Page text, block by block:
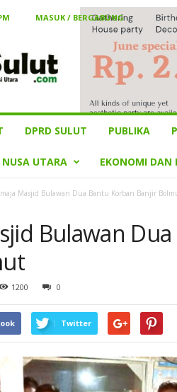
MASUK / BERGABUNG
DPRD SULUT PUBLIKA
NUSA UTARA EKONOMI DAN
Masjid Bulawan Dua Bantu Korban Banjir
Bulawan
1200 0
Twitter